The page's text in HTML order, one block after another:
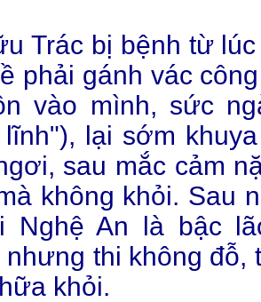
Trác bị bệnh từ
phải gánh vác
vào mình, sức
lĩnh"), lại sớm
sau mắc cảm
không khỏi. Sau
Nghệ An là bậc
nhưng thi không đỗ,
khỏi.